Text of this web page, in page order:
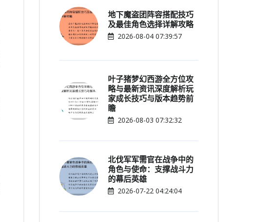
地下魔盗团阵容搭配技巧
及最佳角色选择详解攻略
2026-08-04 07:39:57
叶子猪梦幻西游全方位攻
略与最新资讯深度解析玩
家成长技巧与版本趋势前
瞻
2026-08-03 07:32:32
北伐军军需官在战争中的
角色与使命：支撑战斗力
的幕后英雄
2026-07-22 04:24:04